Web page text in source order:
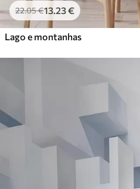
22.05€13 .23€
Lago e montanhas